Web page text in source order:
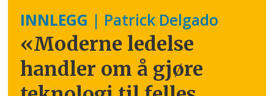
INNLEGG | Patrick Delgado
«Moderne ledelse
handler om å gjøre